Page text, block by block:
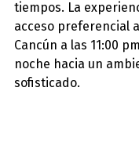
tiempos. La
acceso preferencial
Cancún a las 11:00
noche hacia un
sofisticado.